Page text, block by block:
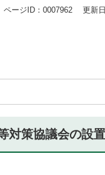
ページID：0007962 更新
対策協議会の設